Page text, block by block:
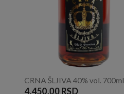
CRNA ŠLJIVA 40% vol. 700ml
4.450,00 RSD